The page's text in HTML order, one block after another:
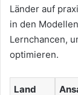
Länder auf
in den
Lernchancen,
optimieren.
Land